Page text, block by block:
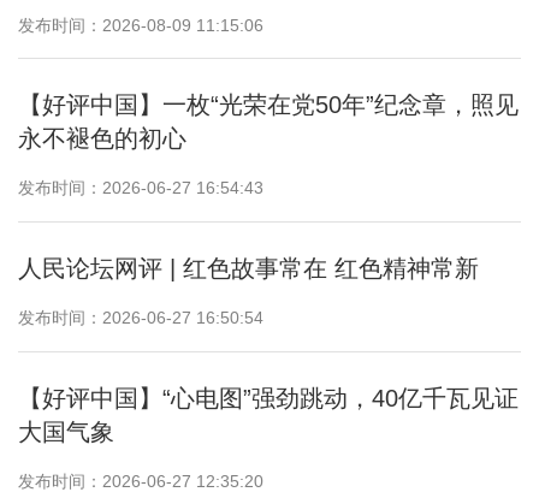
发布时间：2026-08-09 11:15:06
【好评中国】一枚“光荣在党50年”纪念章，照见
永不褪色的初心
发布时间：2026-06-27 16:54:43
人民论坛网评 | 红色故事常在 红色精神常新
发布时间：2026-06-27 16:50:54
【好评中国】“心电图”强劲跳动，40亿千瓦见证
大国气象
发布时间：2026-06-27 12:35:20